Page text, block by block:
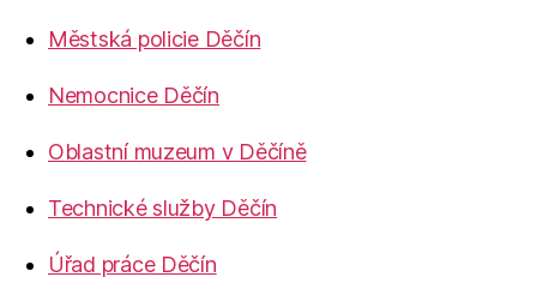
Městská policie Děčín
Nemocnice Děčín
Oblastní muzeum v Děčíně
Technické služby Děčín
Úřad práce Děčín